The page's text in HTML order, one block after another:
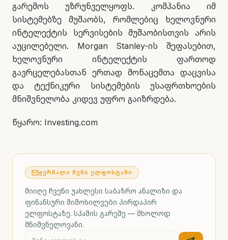
გარემოს უზრუნველყოფს. კომპანია იმ
სისტემებზე მუშაობს, რომლებიც ხელოვნური
ინტელექტის სერვისების მუშაობისთვის არის
აუცილებელი. Morgan Stanley-ის შეფასებით,
ხელოვნური ინტელექტის ფართოდ
გავრცელებასთან ერთად მონაცემთა დაცვისა
და ტექნიკური სისტემების უსაფრთხოების
მნიშვნელობა კიდევ უფრო გაიზრდება.
წყარო: Investing.com
ᲟᲣᲠᲜᲐᲚᲘ ᲨᲔᲜᲡ ᲔᲚᲤᲝᲡᲢᲐᲨᲘ
მიიღე ჩვენი უახლესი საბაზრო ანალიზი და
ფინანსური მიმოხილვები პირდაპირ
ელფოსტაზე. სპამის გარეშე — მხოლოდ
მნიშვნელოვანი.